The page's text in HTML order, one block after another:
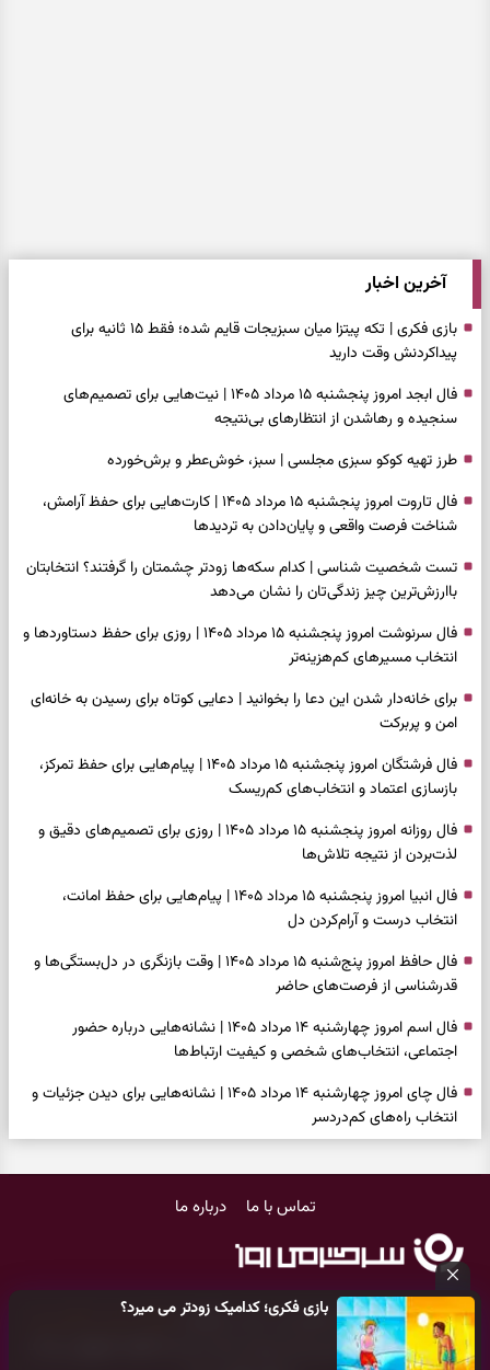
بازی فکری؛ کدامیک زودتر می میرد؟
آخرین اخبار
بازی فکری | تکه پیتزا میان سبزیجات قایم شده؛ فقط ۱۵ ثانیه برای
پیداکردنش وقت دارید
فال ابجد امروز پنجشنبه ۱۵ مرداد ۱۴۰۵ | نیت‌هایی برای تصمیم‌های
سنجیده و رهاشدن از انتظارهای بی‌نتیجه
طرز تهیه کوکو سبزی مجلسی | سبز، خوش‌عطر و برش‌خورده
فال تاروت امروز پنجشنبه ۱۵ مرداد ۱۴۰۵ | کارت‌هایی برای حفظ آرامش،
شناخت فرصت واقعی و پایان‌دادن به تردیدها
تست شخصیت شناسی | کدام سکه‌ها زودتر چشمتان را گرفتند؟ انتخابتان
باارزش‌ترین چیز زندگی‌تان را نشان می‌دهد
فال سرنوشت امروز پنجشنبه ۱۵ مرداد ۱۴۰۵ | روزی برای حفظ دستاوردها و
انتخاب مسیرهای کم‌هزینه‌تر
برای خانه‌دار شدن این دعا را بخوانید | دعایی کوتاه برای رسیدن به خانه‌ای
امن و پربرکت
فال فرشتگان امروز پنجشنبه ۱۵ مرداد ۱۴۰۵ | پیام‌هایی برای حفظ تمرکز،
بازسازی اعتماد و انتخاب‌های کم‌ریسک
فال روزانه امروز پنجشنبه ۱۵ مرداد ۱۴۰۵ | روزی برای تصمیم‌های دقیق و
لذت‌بردن از نتیجه تلاش‌ها
فال انبیا امروز پنجشنبه ۱۵ مرداد ۱۴۰۵ | پیام‌هایی برای حفظ امانت،
انتخاب درست و آرام‌کردن دل
فال حافظ امروز پنج‌شنبه ۱۵ مرداد ۱۴۰۵ | وقت بازنگری در دل‌بستگی‌ها و
قدرشناسی از فرصت‌های حاضر
فال اسم امروز چهارشنبه ۱۴ مرداد ۱۴۰۵ | نشانه‌هایی درباره حضور
اجتماعی، انتخاب‌های شخصی و کیفیت ارتباط‌ها
فال چای امروز چهارشنبه ۱۴ مرداد ۱۴۰۵ | نشانه‌هایی برای دیدن جزئیات و
انتخاب راه‌های کم‌دردسر
انتخاب چیزی که ارزش ماندن دارد
فرصت دارید
تماس با ما درباره ما
کلیه حقوق مادی و معنوی این سایت متعلق بهپایگاه خبری سرگرمی روز
می‌باشد و هر گونه کپی‌برداری توسط دیگر سایت‌ها